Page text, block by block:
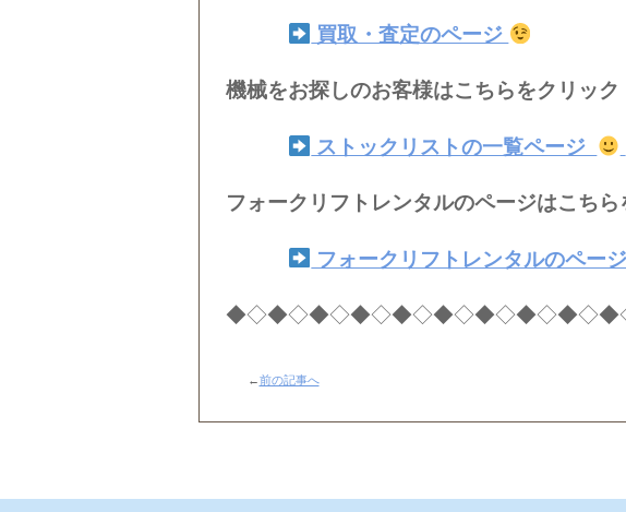
買取・査定のページ
機械をお探しのお客様はこちらをクリック
ストックリストの一覧ページ
フォークリフトレンタルのページはこちら
フォークリフトレンタルのページ
←前の記事へ